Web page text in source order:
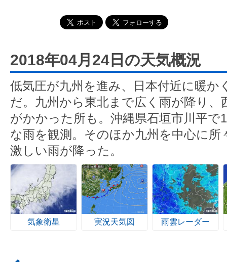
2018年04月24日の天気概況
低気圧が九州を進み、日本付近に暖か
だ。九州から東北まで広く雨が降り、
がかかった所も。沖縄県石垣市川平で
な雨を観測。そのほか九州を中心に所
激しい雨が降った。
気象衛星 実況天気図 雨雲レーダー